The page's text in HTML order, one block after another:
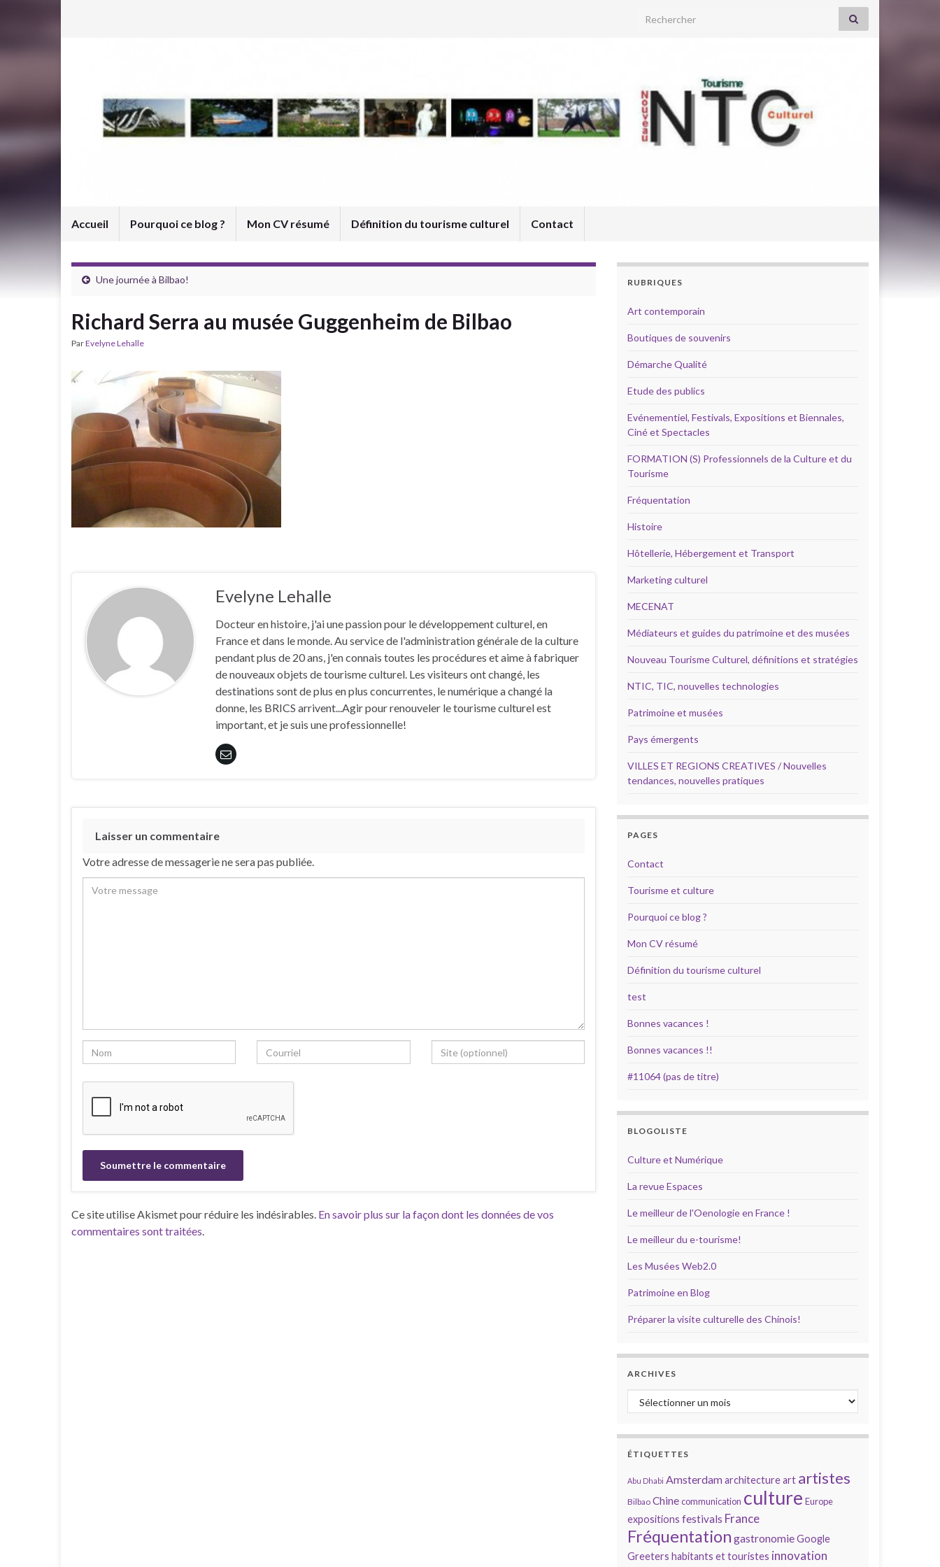
Search for:
Accueil Pourquoi ce blog ? Mon CV résumé Définition du tourisme culturel Contact
Une journée à Bilbao!
Richard Serra au musée Guggenheim de Bilbao
ParEvelyne Lehalle
Evelyne Lehalle
Docteur en histoire, j'ai une passion pour le développement culturel, en
France et dans le monde. Au service de l'administration générale de la culture
pendant plus de 20 ans, j'en connais toutes les procédures et aime à fabriquer
de nouveaux objets de tourisme culturel. Les visiteurs ont changé, les
destinations sont de plus en plus concurrentes, le numérique a changé la
donne, les BRICS arrivent...Agir pour renouveler le tourisme culturel est
important, et je suis une professionnelle!
Laisser un commentaire
Votre adresse de messagerie ne sera pas publiée.
Ce site utilise Akismet pour réduire les indésirables. En savoir plus sur la façon dont les données de vos
commentaires sont traitées.
RUBRIQUES
Art contemporain
Boutiques de souvenirs
Démarche Qualité
Etude des publics
Evénementiel, Festivals, Expositions et Biennales,
Ciné et Spectacles
FORMATION (S) Professionnels de la Culture et du
Tourisme
Fréquentation
Histoire
Hôtellerie, Hébergement et Transport
Marketing culturel
MECENAT
Médiateurs et guides du patrimoine et des musées
Nouveau Tourisme Culturel, définitions et stratégies
NTIC, TIC, nouvelles technologies
Patrimoine et musées
Pays émergents
VILLES ET REGIONS CREATIVES / Nouvelles
tendances, nouvelles pratiques
PAGES
Contact
Tourisme et culture
Pourquoi ce blog ?
Mon CV résumé
Définition du tourisme culturel
test
Bonnes vacances !
Bonnes vacances !!
#11064 (pas de titre)
BLOGOLISTE
Culture et Numérique
La revue Espaces
Le meilleur de l'Oenologie en France !
Le meilleur du e-tourisme!
Les Musées Web2.0
Patrimoine en Blog
Préparer la visite culturelle des Chinois!
ARCHIVES
Archives
ÉTIQUETTES
Abu Dhabi Amsterdamarchitectureart artistes
Bilbao Chinecommunication culture Europe
expositions festivals France
Fréquentation gastronomieGoogle
Greeters habitants et touristes innovation